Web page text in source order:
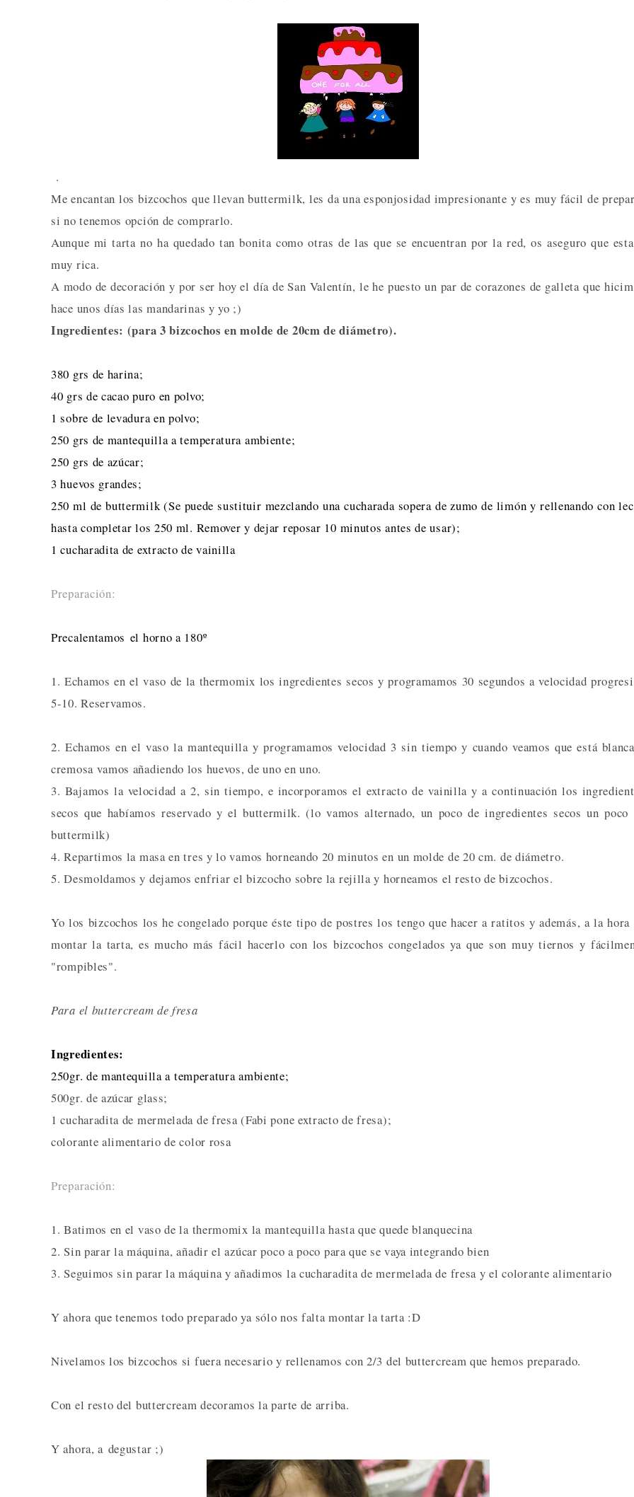
.
Me encantan los bizcochos que llevan buttermilk, les da una esponjosidad impresionante y es muy fácil de
si no tenemos opción de comprarlo.
Aunque mi tarta no ha quedado tan bonita como otras de las que se encuentran por la red, os aseguro que
muy rica.
A modo de decoración y por ser hoy el día de San Valentín, le he puesto un par de corazones de galleta que
hace unos días las mandarinas y yo ;)
Ingredientes: (para 3 bizcochos en molde de 20cm de diámetro).
380 grs de harina;
40 grs de cacao puro en polvo;
1 sobre de levadura en polvo;
250 grs de mantequilla a temperatura ambiente;
250 grs de azúcar;
3 huevos grandes;
250 ml de buttermilk (Se puede sustituir mezclando una cucharada sopera de zumo de limón y rellenando con
hasta completar los 250 ml. Remover y dejar reposar 10 minutos antes de usar);
1 cucharadita de extracto de vainilla
Preparación:
Precalentamos el horno a 180º
1. Echamos en el vaso de la thermomix los ingredientes secos y programamos 30 segundos a velocidad
5-10. Reservamos.
2. Echamos en el vaso la mantequilla y programamos velocidad 3 sin tiempo y cuando veamos que está
cremosa vamos añadiendo los huevos, de uno en uno.
3. Bajamos la velocidad a 2, sin tiempo, e incorporamos el extracto de vainilla y a continuación los
secos que habíamos reservado y el buttermilk. (lo vamos alternado, un poco de ingredientes secos un poco
buttermilk)
4. Repartimos la masa en tres y lo vamos horneando 20 minutos en un molde de 20 cm. de diámetro.
5. Desmoldamos y dejamos enfriar el bizcocho sobre la rejilla y horneamos el resto de bizcochos.
Yo los bizcochos los he congelado porque éste tipo de postres los tengo que hacer a ratitos y además, a la hora
montar la tarta, es mucho más fácil hacerlo con los bizcochos congelados ya que son muy tiernos y
"rompibles".
Para el buttercream de fresa
Ingredientes:
250gr. de mantequilla a temperatura ambiente;
500gr. de azúcar glass;
1 cucharadita de mermelada de fresa (Fabi pone extracto de fresa);
colorante alimentario de color rosa
Preparación:
1. Batimos en el vaso de la thermomix la mantequilla hasta que quede blanquecina
2. Sin parar la máquina, añadir el azúcar poco a poco para que se vaya integrando bien
3. Seguimos sin parar la máquina y añadimos la cucharadita de mermelada de fresa y el colorante alimentario
Y ahora que tenemos todo preparado ya sólo nos falta montar la tarta :D
Nivelamos los bizcochos si fuera necesario y rellenamos con 2/3 del buttercream que hemos preparado.
Con el resto del buttercream decoramos la parte de arriba.
Y ahora, a degustar ;)